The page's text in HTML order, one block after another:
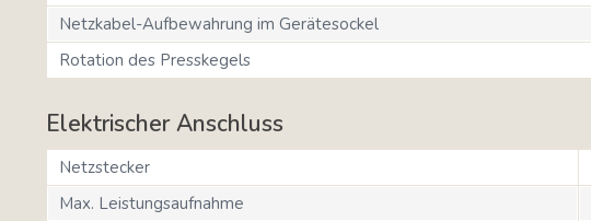
Netzkabel-Aufbewahrung im Gerätesockel
Rotation des Presskegels
Elektrischer Anschluss
Netzstecker
Max. Leistungsaufnahme